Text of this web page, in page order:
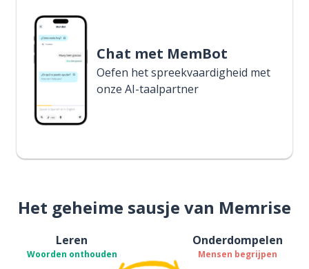
Chat met MemBot
Oefen het spreekvaardigheid met
onze AI-taalpartner
Het geheime sausje van Memrise
Leren
Woorden onthouden
Onderdompelen
Mensen begrijpen